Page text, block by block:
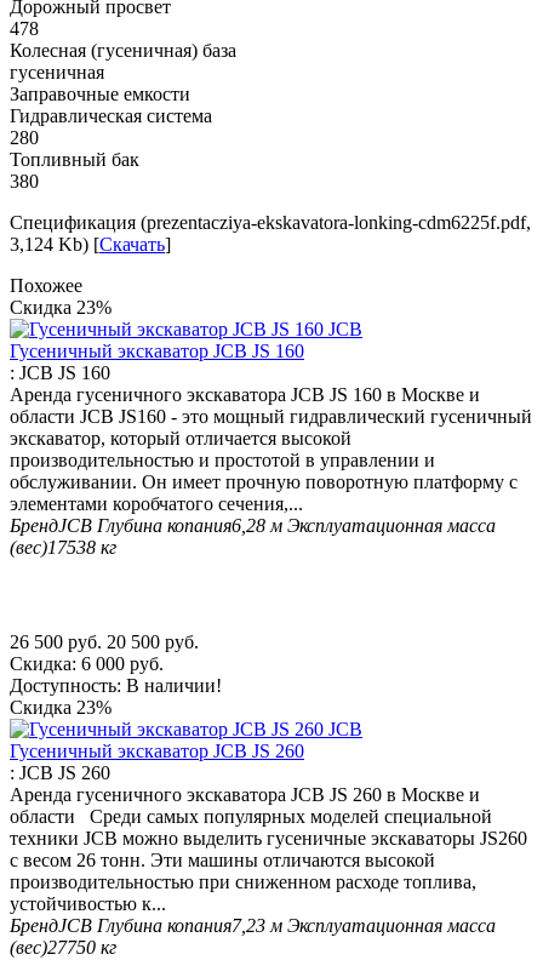
Дорожный просвет
478
Колесная (гусеничная) база
гусеничная
Заправочные емкости
Гидравлическая система
280
Топливный бак
380
Спецификация (prezentacziya-ekskavatora-lonking-cdm6225f.pdf,
3,124 Kb) [Скачать]
Похожее
Скидка 23%
Гусеничный экскаватор JCB JS 160
: JCB JS 160
Аренда гусеничного экскаватора JCB JS 160 в Москве и
области JCB JS160 - это мощный гидравлический гусеничный
экскаватор, который отличается высокой
производительностью и простотой в управлении и
обслуживании. Он имеет прочную поворотную платформу с
элементами коробчатого сечения,...
БрендJCB Глубина копания6,28 м Эксплуатационная масса
(вес)17538 кг
26 500 руб. 20 500 руб.
Скидка: 6 000 руб.
Доступность: В наличии!
Скидка 23%
Гусеничный экскаватор JCB JS 260
: JCB JS 260
Аренда гусеничного экскаватора JCB JS 260 в Москве и
области Среди самых популярных моделей специальной
техники JCB можно выделить гусеничные экскаваторы JS260
с весом 26 тонн. Эти машины отличаются высокой
производительностью при сниженном расходе топлива,
устойчивостью к...
БрендJCB Глубина копания7,23 м Эксплуатационная масса
(вес)27750 кг